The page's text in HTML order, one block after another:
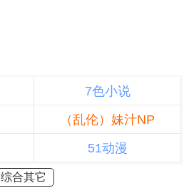
7色小说
（乱伦）妹汁NP
51动漫
综合其它